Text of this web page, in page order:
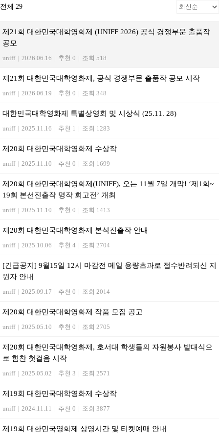
전체 29
제21회 대한민국대학영화제 (UNIFF 2026) 공식 경쟁부문 출품작
공모
uniff | 2026.06.16 | 추천 0 | 조회 518
제21회 대한민국대학영화제, 공식 경쟁부문 출품작 공모 시작
uniff | 2026.06.19 | 추천 0 | 조회 348
대한민국대학영화제 특별상영회 및 시상식 (25.11. 28)
uniff | 2025.11.16 | 추천 1 | 조회 1283
제20회 대한민국대학영화제 수상작
uniff | 2025.11.10 | 추천 0 | 조회 1699
제20회 대한민국대학영화제(UNIFF), 오는 11월 7일 개막! ‘제1회~
19회 본선진출작 명작 회고전’ 개최
uniff | 2025.11.10 | 추천 0 | 조회 1413
제20회 대한민국대학영화제 본석진출작 안내
uniff | 2025.10.06 | 추천 4 | 조회 2704
[긴급공지] 9월15일 12시 마감전 메일 용량초과로 접수반려되신 지
원자 안내
uniff | 2025.09.17 | 추천 0 | 조회 2014
제20회 대한민국대학영화제 작품 모집 공고
uniff | 2025.05.10 | 추천 0 | 조회 2705
제20회 대한민국대학영화제, 호서대 학생들의 자원봉사 발대식으
로 힘찬 첫걸음 시작
uniff | 2025.05.02 | 추천 3 | 조회 2571
제19회 대한민국대학영화제 수상작
uniff | 2024.11.11 | 추천 0 | 조회 3877
제19회 대한민국영화제 상영시간 및 티켓예매 안내